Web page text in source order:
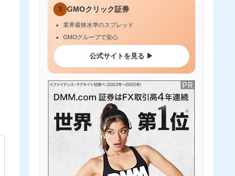
3 GMOクリック証券
業界最狭水準のスプレッド
GMOグループで安心
公式サイトを見る ▶